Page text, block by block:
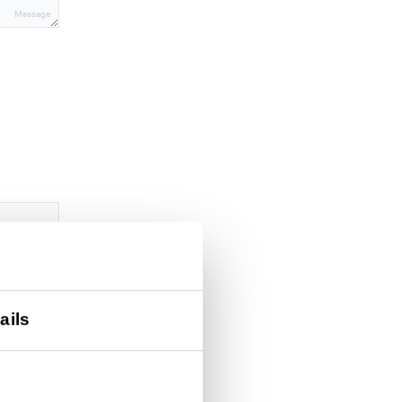
Message